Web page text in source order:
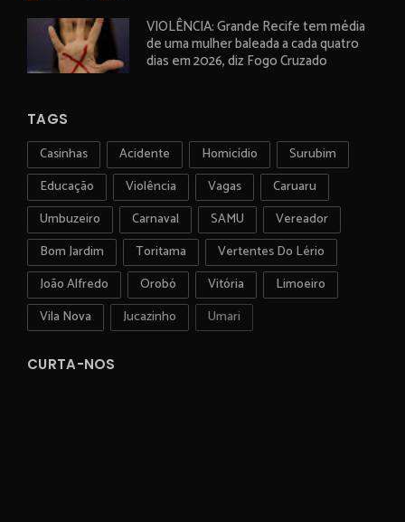
VIOLÊNCIA: Grande Recife tem média
de uma mulher baleada a cada quatro
dias em 2026, diz Fogo Cruzado
TAGS
Casinhas Acidente Homicídio
Surubim
Educação
Violência Vagas
Caruaru
Umbuzeiro
Carnaval SAMU
Vereador
Bom Jardim
Toritama
Vertentes Do Lério
João Alfredo
Orobó Vitória
Limoeiro
Vila Nova
Jucazinho Umari
CURTA-NOS